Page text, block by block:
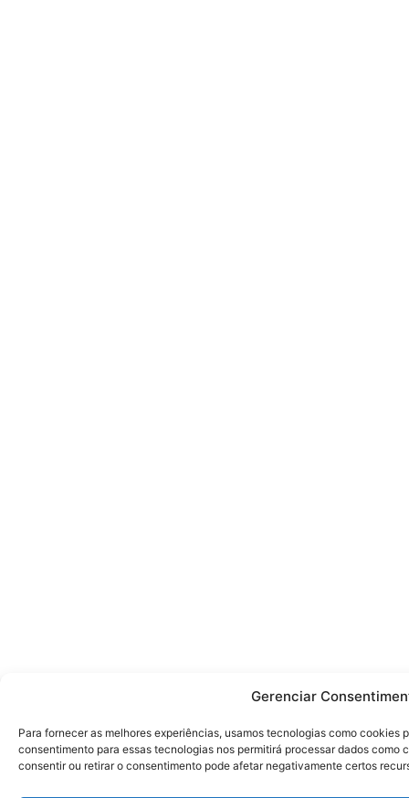
Gerenciar
Para fornecer as melhores experiências, usamos tecnologias como
consentimento para essas tecnologias nos permitirá processar dados
consentir ou retirar o consentimento pode afetar negativamente certos